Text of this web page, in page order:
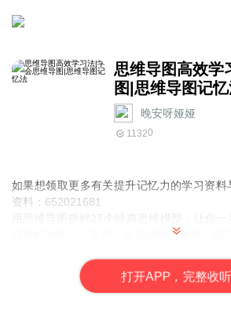
思维导图高效学
图|思维导图记
晚安呀娅娅
11320
如果想领取更多有关提升记忆力的学习资料
资料：652021681
精准解决学习、工作、生活的所有难题。查
打开APP，完整收听